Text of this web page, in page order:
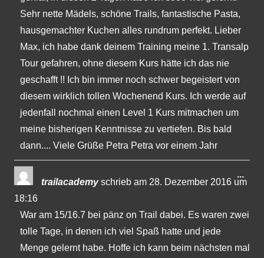
Sehr nette Mädels, schöne Trails, fantastische Pasta,
hausgemachter Kuchen alles rundrum perfekt. Lieber
Max, ich habe dank deinem Training meine 1. Transalp
Tour gefahren, ohne diesem Kurs hätte ich das nie
geschafft !! Ich bin immer noch schwer begeistert von
diesem wirklich tollen Wochenend Kurs. Ich werde auf
jedenfall nochmal einen Level 1 Kurs mitmachen um
meine bisherigen Kenntnisse zu vertiefen. Bis bald
dann.... Viele Grüße Petra Petra vor einem Jahr
trailacademy schrieb am 28. Dezember 2016 um
18:16
War am 15/16.7 bei pänz on Trail dabei. Es waren zwei
tolle Tage, in denen ich viel Spaß hatte und jede
Menge gelernt habe. Hoffe ich kann beim nächsten mal
...